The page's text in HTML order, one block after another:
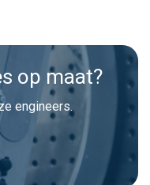
op maat?
engineers.